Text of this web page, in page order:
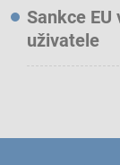
Sankce
uživatele